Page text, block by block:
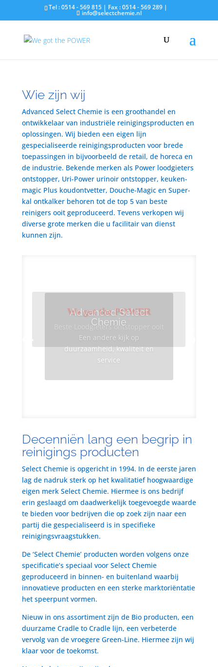
Tel : 0514 - 569 815 | Fax : 0514 - 569 289 |
info@selectchemie.nl
Wie zijn wij
Advanced Select Chemie is een groothandel en
ontwikkelaar van industriële reinigingsproducten en
oplossingen. Wij bieden een eigen lijn
gespecialiseerde reinigingsproducten voor brede
toepassingen in bijvoorbeeld de retail, de horeca en
de industrie. Bekende merken als Power loodgieters
ontstopper, Uri-Power urinoir ontstopper, keuken-
magic Plus koudontvetter, Douche-Magic en Super-
kal ontkalker behoren tot de top 5 van beste
reinigers ooit geproduceerd. Tevens verkopen wij
diverse grote merken die u facilitair van dienst
kunnen zijn.
Advanced Select
Chemie
Een andere kijk op
duurzaamheid, kwaliteit en
service
We got the POWER
Beste Loodgieters ontstopper ooit
Decenniën lang een begrip in
reinigings producten
Select Chemie is opgericht in 1994. In de eerste jaren
lag de nadruk sterk op het kwalitatief hoogwaardige
eigen merk Select Chemie. Hiermee is ons bedrijf
erin geslaagd om daadwerkelijk toegevoegde waarde
te bieden voor bedrijven die op zoek zijn naar een
partij die gespecialiseerd is in specifieke
reinigingsvraagstukken.
De ‘Select Chemie’ producten worden volgens onze
specificatie’s speciaal voor Select Chemie
geproduceerd in binnen- en buitenland waarbij
innovatieve producten en een sterke marktoriëntatie
het speerpunt vormen.
Nieuw in ons assortiment zijn de Bio producten, een
duurzame Cradle to Cradle lijn, een verbeterde
vervolg van de vroegere Green-Line. Hiermee zijn wij
klaar voor de toekomst.